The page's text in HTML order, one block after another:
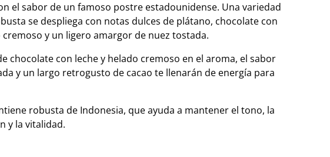
el sabor de un famoso postre estadounidense. Una variedad
se despliega con notas dulces de plátano, chocolate con
cremoso y un ligero amargor de nuez tostada.
chocolate con leche y helado cremoso en el aroma, el sabor
y un largo retrogusto de cacao te llenarán de energía para
robusta de Indonesia, que ayuda a mantener el tono, la
y la vitalidad.